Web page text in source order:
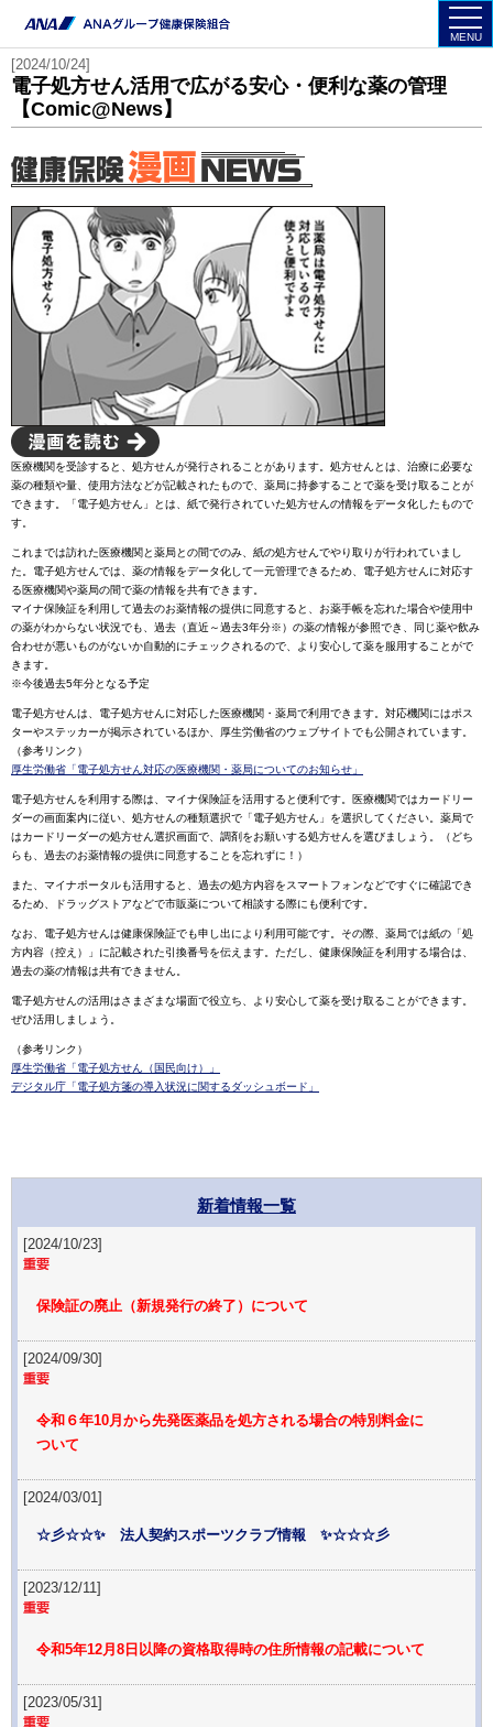
MENU
[2024/10/24]
電子処方せん活用で広がる安心・便利な薬の管理
【Comic@News】
医療機関を受診すると、処方せんが発行されることがあります。処方せんとは、治療に必要な
薬の種類や量、使用方法などが記載されたもので、薬局に持参することで薬を受け取ることが
できます。「電子処方せん」とは、紙で発行されていた処方せんの情報をデータ化したもので
す。
これまでは訪れた医療機関と薬局との間でのみ、紙の処方せんでやり取りが行われていまし
た。電子処方せんでは、薬の情報をデータ化して一元管理できるため、電子処方せんに対応す
る医療機関や薬局の間で薬の情報を共有できます。
マイナ保険証を利用して過去のお薬情報の提供に同意すると、お薬手帳を忘れた場合や使用中
の薬がわからない状況でも、過去（直近～過去3年分※）の薬の情報が参照でき、同じ薬や飲み
合わせが悪いものがないか自動的にチェックされるので、より安心して薬を服用することがで
きます。
※今後過去5年分となる予定
電子処方せんは、電子処方せんに対応した医療機関・薬局で利用できます。対応機関にはポス
ターやステッカーが掲示されているほか、厚生労働省のウェブサイトでも公開されています。
（参考リンク）
厚生労働省「電子処方せん対応の医療機関・薬局についてのお知らせ」
電子処方せんを利用する際は、マイナ保険証を活用すると便利です。医療機関ではカードリー
ダーの画面案内に従い、処方せんの種類選択で「電子処方せん」を選択してください。薬局で
はカードリーダーの処方せん選択画面で、調剤をお願いする処方せんを選びましょう。（どち
らも、過去のお薬情報の提供に同意することを忘れずに！）
また、マイナポータルも活用すると、過去の処方内容をスマートフォンなどですぐに確認でき
るため、ドラッグストアなどで市販薬について相談する際にも便利です。
なお、電子処方せんは健康保険証でも申し出により利用可能です。その際、薬局では紙の「処
方内容（控え）」に記載された引換番号を伝えます。ただし、健康保険証を利用する場合は、
過去の薬の情報は共有できません。
電子処方せんの活用はさまざまな場面で役立ち、より安心して薬を受け取ることができます。
ぜひ活用しましょう。
（参考リンク）
厚生労働省「電子処方せん（国民向け）」
デジタル庁「電子処方箋の導入状況に関するダッシュボード」
新着情報一覧
[2024/10/23]
保険証の廃止（新規発行の終了）について
[2024/09/30]
令和６年10月から先発医薬品を処方される場合の特別料金に
ついて
[2024/03/01]
☆彡☆☆✨ 法人契約スポーツクラブ情報 ✨☆☆☆彡
[2023/12/11]
令和5年12月8日以降の資格取得時の住所情報の記載について
[2023/05/31]